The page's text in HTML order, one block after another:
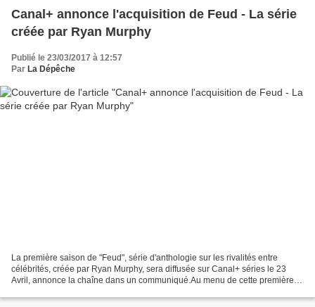
Canal+ annonce l'acquisition de Feud - La série
créée par Ryan Murphy
Publié le 23/03/2017 à 12:57
Par La Dépêche
La première saison de "Feud", série d'anthologie sur les rivalités entre
célébrités, créée par Ryan Murphy, sera diffusée sur Canal+ séries le 23
Avril, annonce la chaîne dans un communiqué.Au menu de cette première